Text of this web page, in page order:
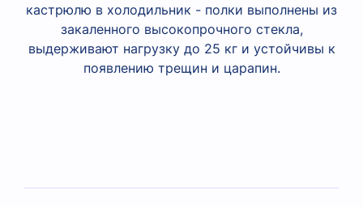
кастрюлю в холодильник - полки выполнены из
закаленного высокопрочного стекла,
выдерживают нагрузку до 25 кг и устойчивы к
появлению трещин и царапин.